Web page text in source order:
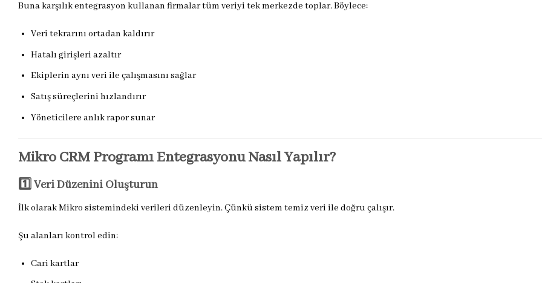
Buna karşılık entegrasyon kullanan firmalar tüm veriyi tek merkezde toplar. Böylece:
Veri tekrarını ortadan kaldırır
Hatalı girişleri azaltır
Ekiplerin aynı veri ile çalışmasını sağlar
Satış süreçlerini hızlandırır
Yöneticilere anlık rapor sunar
Mikro CRM Programı Entegrasyonu Nasıl Yapılır?
1️⃣ Veri Düzenini Oluşturun
İlk olarak Mikro sistemindeki verileri düzenleyin. Çünkü sistem temiz veri ile doğru çalışır.
Şu alanları kontrol edin:
Cari kartlar